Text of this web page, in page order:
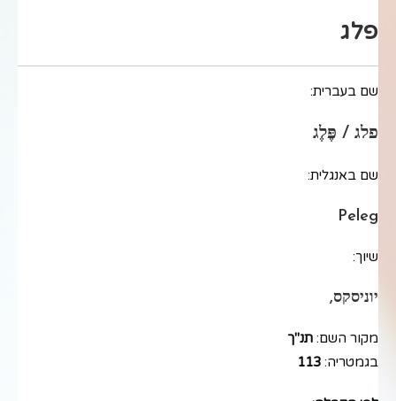
פלג
שם בעברית:
פלג / פֶּלֶג
שם באנגלית:
Peleg
שיוך:
יוניסקס,
מקור השם: תנ"ך
בגמטריה: 113